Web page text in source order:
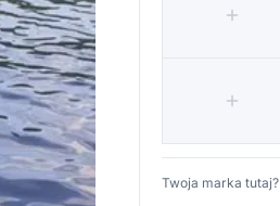
Twoja marka tutaj?